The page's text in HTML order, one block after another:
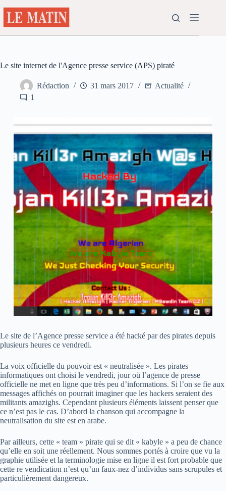
au
contenu
Le site internet de l'Agence presse service (APS) piraté
Rédaction 31 mars 2017
Actualité
1
Le site de l’Agence presse service a été hacké par des pirates depuis
plusieurs heures ce vendredi.
La voix officielle du pouvoir est « neutralisée ». Les pirates
informatiques ont choisi le vendredi, jour où l’agence de presse
officielle ne met en ligne que très peu d’informations. Si l’on se fie aux
messages affichés on pourrait imaginer que les hackers seraient des
militants amazighs. Cependant plusieurs éléments laissent penser que
ce n’est pas le cas. D’abord la chanson qui accompagne la
neutralisation du site est en arabe.
Par ailleurs, cette « team » pirate qui se dit « kabyle » a peu de chance
qu’elle en soit une réellement. Nous sommes portés à croire que vu la
graphie utilisée et la terminologie mise en ligne il est fort probable que
cette re vendication n’est qu’un faux-nez d’individus sans scrupules et
particulièrement dangereux.